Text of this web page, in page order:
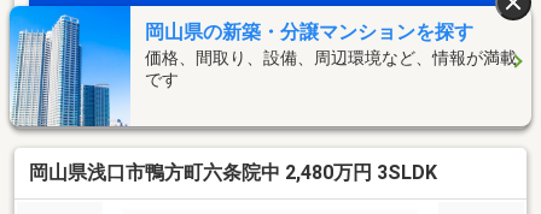
見学予約をする(無料)
岡山県浅口市鴨方町六条院中 2,480万円 3SLDK
岡山県の新築・分譲マンションを探す
価格、間取り、設備、周辺環境など、情報が満載
です